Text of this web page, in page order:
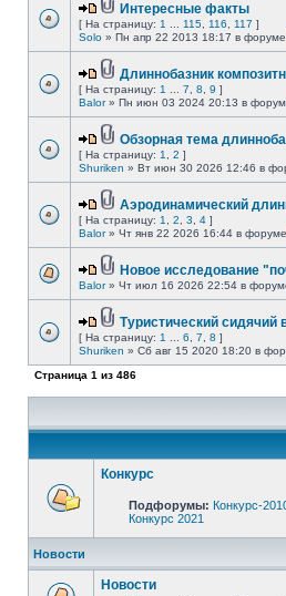
Интересные факты
[ На страницу: 1 115 116 117 ]
Solo » Пн апр 22 2013 18:17 в форуме
Длиннобазник
[ На страницу: 1 7 8 9 ]
Balor» Пн июн 03 2024 20:13 в
Обзорная тема
[ На страницу: 1 2 ]
Shuriken » Вт июн 30 2026 12:46 в
Аэродинамический
[ На страницу: 1 2 3 4 ]
Balor» Чт янв 22 2026 16:44 в форуме
Новое исследование
Balor» Чт июл 16 2026 22:54 в
Туристический сидячий
[ На страницу: 1 6 7 8 ]
Shuriken » Сб авг 15 2020 18:20 в
Страница 1 из 486
Конкурс
Подфорумы: Конкурс-
Конкурс 2021
Новости
Новости